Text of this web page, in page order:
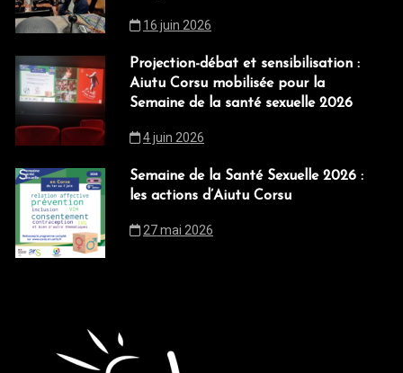
16 juin 2026
Projection-débat et sensibilisation :
Aiutu Corsu mobilisée pour la
Semaine de la santé sexuelle 2026
4 juin 2026
Semaine de la Santé Sexuelle 2026 :
les actions d’Aiutu Corsu
27 mai 2026